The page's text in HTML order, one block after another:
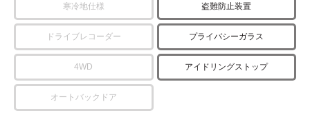
寒冷地仕様 盗難防止装置
ドライブレコーダー プライバシーガラス
4WD アイドリングストップ
オートバックドア